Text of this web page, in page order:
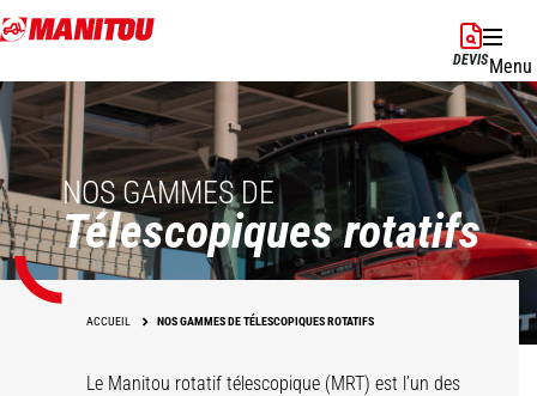
Aller
au
principal
DEVISMenu
NOS GAMMES DE
Télescopiques rotatifs
ACCUEIL NOS GAMMES DE TÉLESCOPIQUES ROTATIFS
Le Manitou rotatif télescopique (MRT) est l’un des